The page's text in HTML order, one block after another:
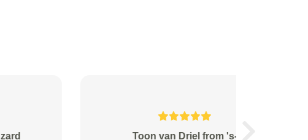
Alex from Franeker